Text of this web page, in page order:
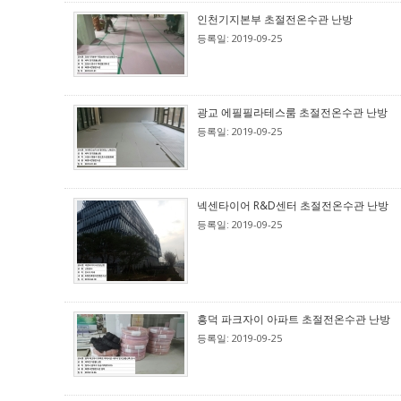
인천기지본부 초절전온수관 난방
등록일: 2019-09-25
광교 에필필라테스룸 초절전온수관 난방
등록일: 2019-09-25
넥센타이어 R&D센터 초절전온수관 난방
등록일: 2019-09-25
흥덕 파크자이 아파트 초절전온수관 난방
등록일: 2019-09-25